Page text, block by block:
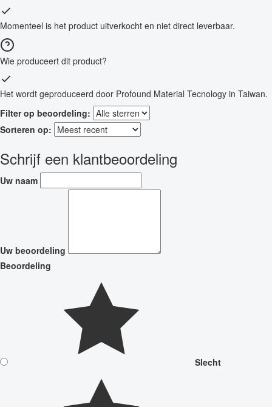
Momenteel is het product uitverkocht en niet direct leverbaar.
Wie produceert dit product?
Het wordt geproduceerd door Profound Material Tecnology in Taiwan.
Filter op beoordeling:
Sorteren op:
Schrijf een klantbeoordeling
Uw naam
Uw beoordeling
Beoordeling
Slecht